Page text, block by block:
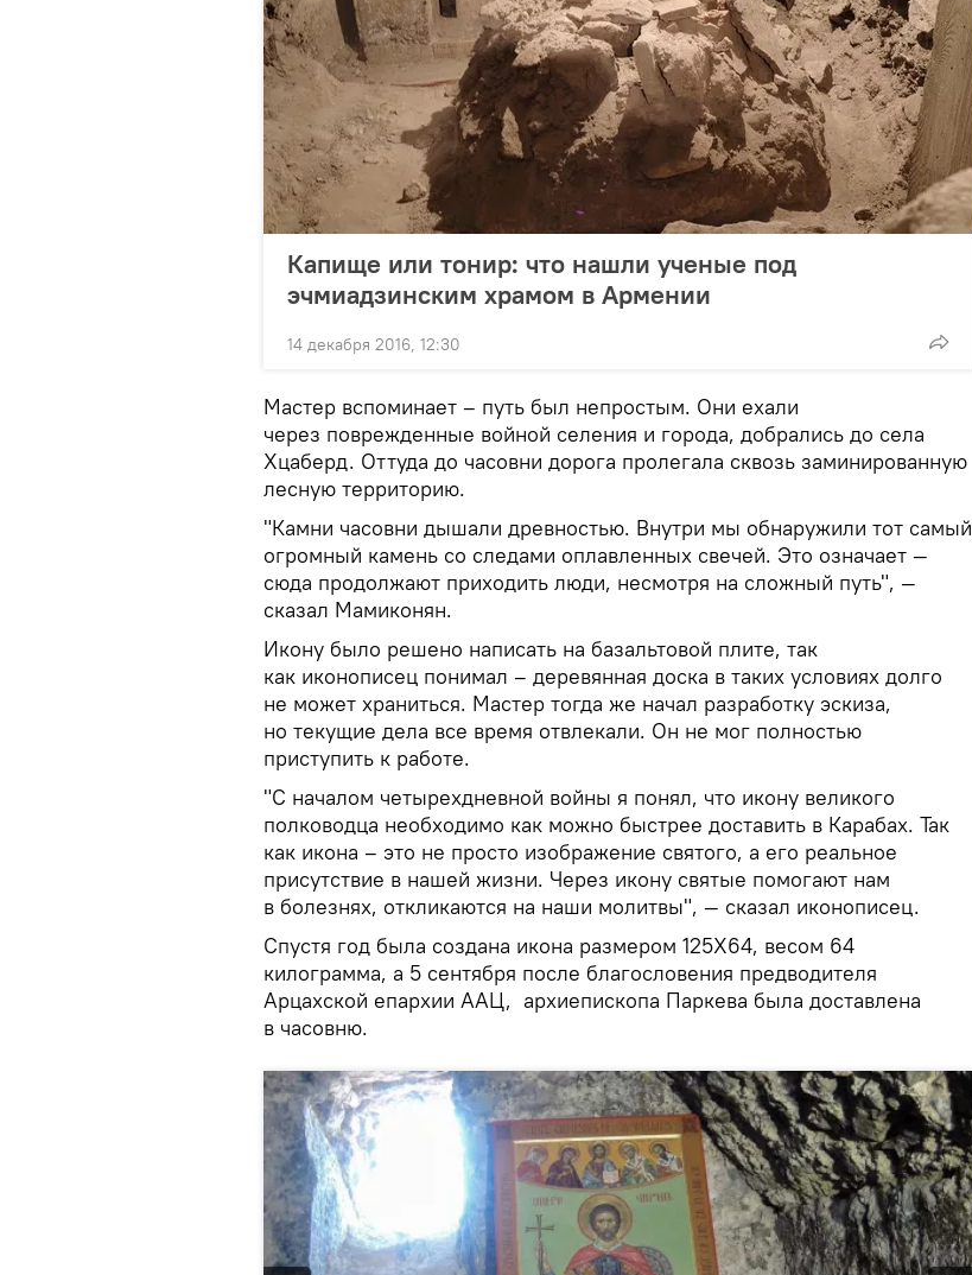
Капище или тонир: что нашли ученые под
эчмиадзинским храмом в Армении
14 декабря 2016, 12:30
Мастер вспоминает – путь был непростым. Они ехали
через поврежденные войной селения и города, добрались до села
Хцаберд. Оттуда до часовни дорога пролегала сквозь заминированную
лесную территорию.
"Камни часовни дышали древностью. Внутри мы обнаружили тот самый
огромный камень со следами оплавленных свечей. Это означает —
сюда продолжают приходить люди, несмотря на сложный путь", —
сказал Мамиконян.
Икону было решено написать на базальтовой плите, так
как иконописец понимал – деревянная доска в таких условиях долго
не может храниться. Мастер тогда же начал разработку эскиза,
но текущие дела все время отвлекали. Он не мог полностью
приступить к работе.
"С началом четырехдневной войны я понял, что икону великого
полководца необходимо как можно быстрее доставить в Карабах. Так
как икона – это не просто изображение святого, а его реальное
присутствие в нашей жизни. Через икону святые помогают нам
в болезнях, откликаются на наши молитвы", — сказал иконописец.
Спустя год была создана икона размером 125X64, весом 64
килограмма, а 5 сентября после благословения предводителя
Арцахской епархии ААЦ, архиепископа Паркева была доставлена
в часовню.